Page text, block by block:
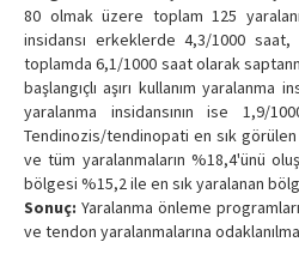
80 olmak üzere toplam 125
insidansı erkeklerde 4,3/1000
toplamda 6,1/1000 saat olarak
başlangıçlı aşırı kullanım yaralanma
yaralanma insidansının ise 1,9/
Tendinozis/tendinopati en sık
ve tüm yaralanmaların %18,4'ünü
bölgesi %15,2 ile en sık yaralanan
Sonuç: Yaralanma önleme
ve tendon yaralanmalarına